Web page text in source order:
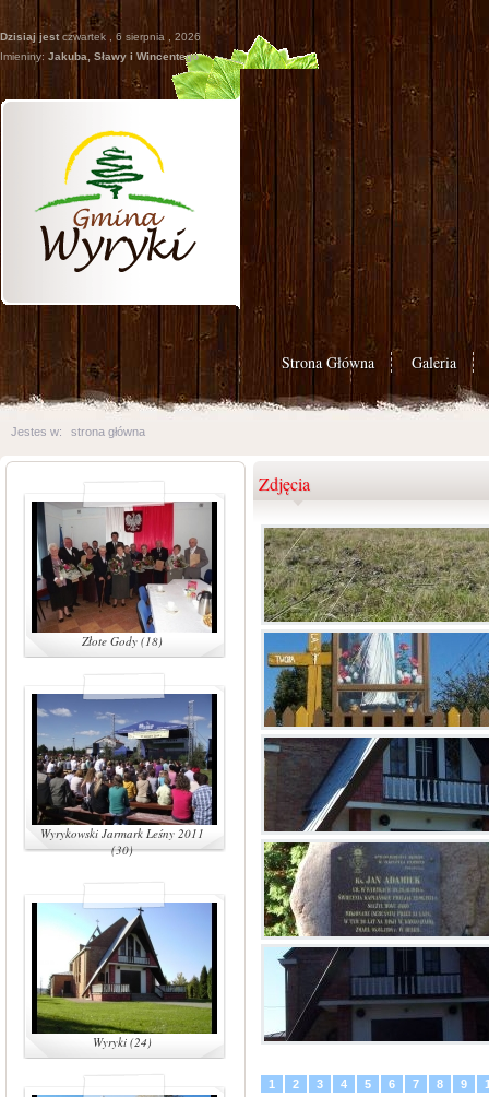
Dzisiaj jest czwartek , 6 sierpnia , 2026
Imieniny: Jakuba, Sławy i Wincentego
Strona Główna Galeria
Jestes w: strona główna
Złote Gody (18)
Wyrykowski Jarmark Leśny 2011
(30)
Wyryki (24)
Zdjęcia
1 2 3 4 5 6 7 8 9